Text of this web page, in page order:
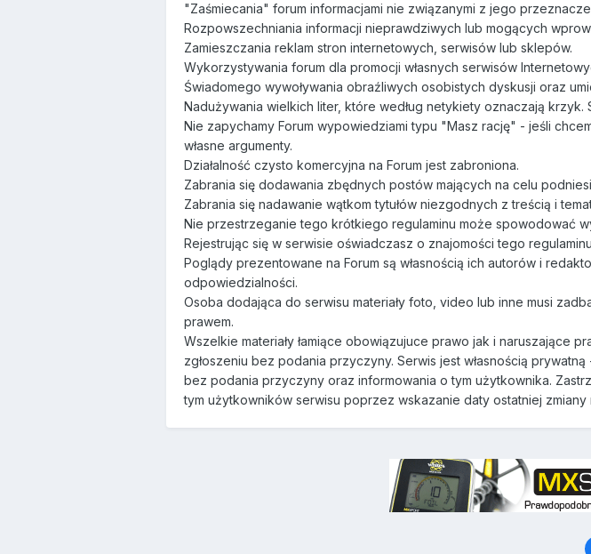
"Zaśmiecania" forum informacjami nie związanymi z jego
Rozpowszechniania informacji nieprawdziwych lub mogących
Zamieszczania reklam stron internetowych, serwisów lub sklepów.
Wykorzystywania forum dla promocji własnych serwisów
Świadomego wywoływania obraźliwych osobistych dyskusji oraz
Nadużywania wielkich liter, które według netykiety oznaczają
Nie zapychamy Forum wypowiedziami typu "Masz rację" - jeśli
własne argumenty.
Działalność czysto komercyjna na Forum jest zabroniona.
Zabrania się dodawania zbędnych postów mających na celu
Zabrania się nadawanie wątkom tytułów niezgodnych z treścią i
Nie przestrzeganie tego krótkiego regulaminu może spowodować
Rejestrując się w serwisie oświadczasz o znajomości tego
Poglądy prezentowane na Forum są własnością ich autorów i
odpowiedzialności.
Osoba dodająca do serwisu materiały foto, video lub inne musi
prawem.
Wszelkie materiały łamiące obowiązujuce prawo jak i naruszające
zgłoszeniu bez podania przyczyny. Serwis jest własnością
bez podania przyczyny oraz informowania o tym użytkownika.
tym użytkowników serwisu poprzez wskazanie daty ostatniej zmiany